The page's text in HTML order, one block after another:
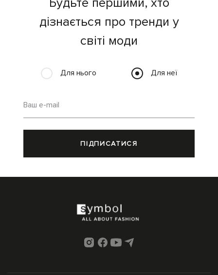
дізнається про тренди у
світі моди
Для нього Для неї
Ваш e-mail
ПІДПИСАТИСЯ